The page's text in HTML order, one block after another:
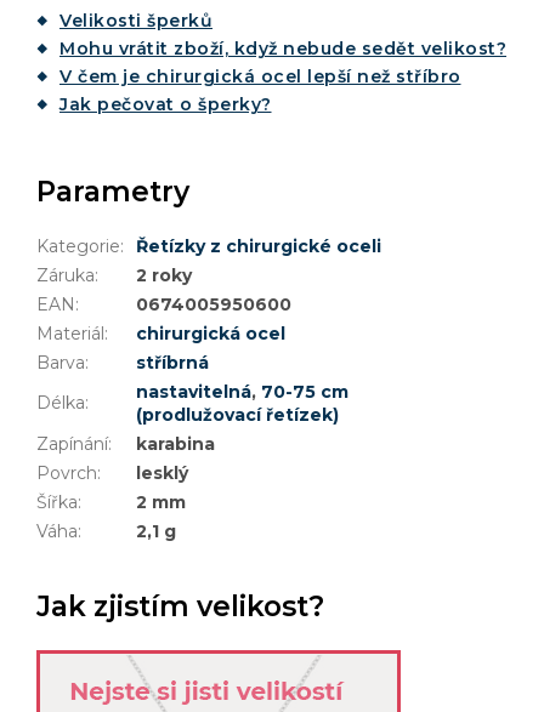
Velikosti šperků
Mohu vrátit zboží, když nebude sedět velikost?
V čem je chirurgická ocel lepší než stříbro
Jak pečovat o šperky?
Parametry
Kategorie:
Řetízky z chirurgické oceli
Záruka:
2 roky
EAN:
0674005950600
Materiál:
chirurgická ocel
Barva:
stříbrná
Délka: nastavitelná, 70-75 cm
(prodlužovací řetízek)
Zapínání:
karabina
Povrch:
lesklý
Šířka:
2 mm
Váha: 2,1 g
Jak zjistím velikost?